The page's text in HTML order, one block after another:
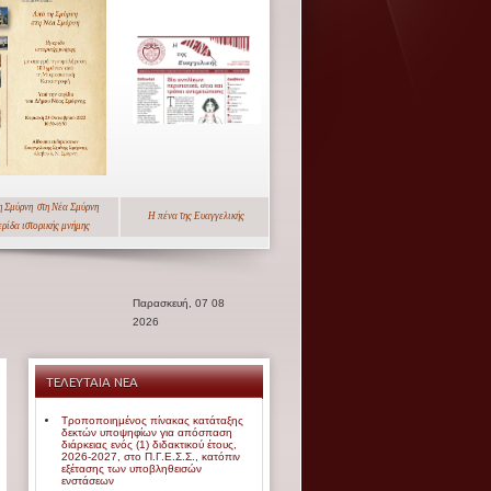
Σμύρνη στη Νέα Σμύρνη
ιστορικής μνήμης
Η πένα της Ευαγγελικής
Παρασκευή, 07 08
2026
ΤΕΛΕΥΤΑΙΑ ΝΕΑ
Τροποποιημένος πίνακας κατάταξης
δεκτών υποψηφίων για απόσπαση
διάρκειας ενός (1) διδακτικού έτους,
2026-2027, στο Π.Γ.Ε.Σ.Σ., κατόπιν
εξέτασης των υποβληθεισών
ενστάσεων